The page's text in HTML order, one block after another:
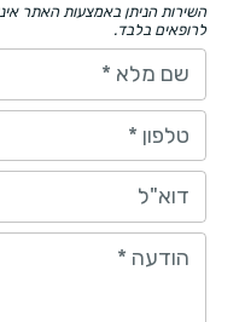
השירות הניתן באמצעות האתר
לרופאים בלבד.
שם מלא *
טלפון *
דוא"ל
הודעה *